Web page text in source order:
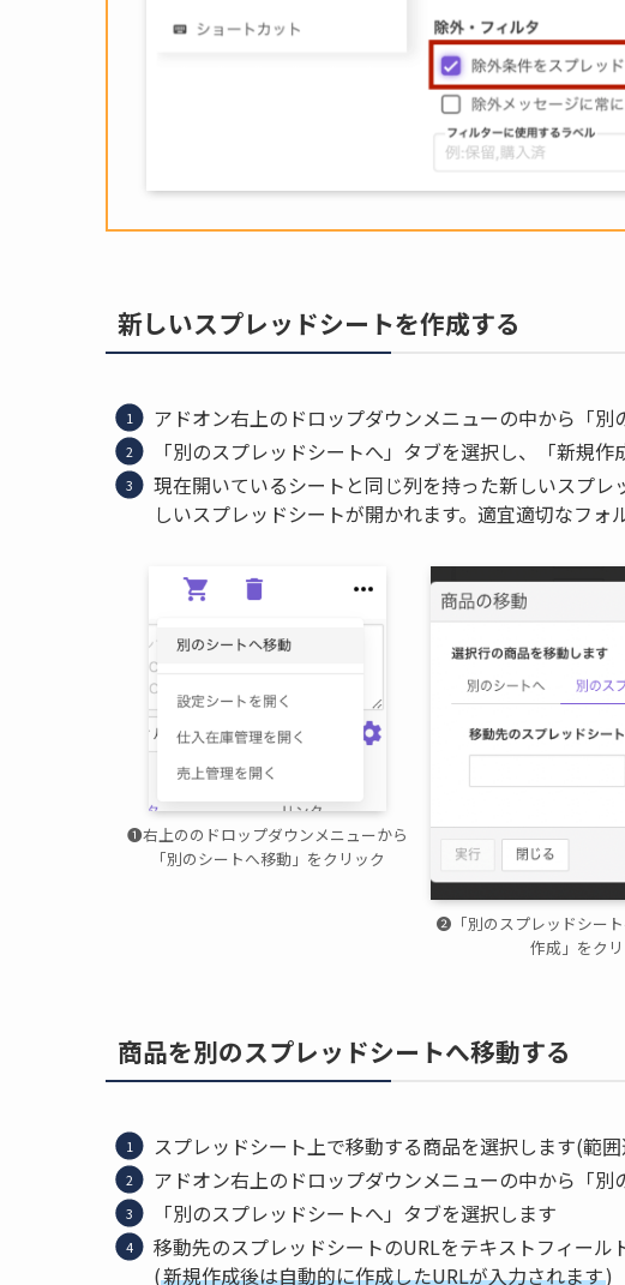
新しいスプレッドシートを作成する
アドオン右上のドロップダウンメニューの中から「
「別のスプレッドシートへ」タブを選択し、「新規作
現在開いているシートと同じ列を持った新しいスプレ
しいスプレッドシートが開かれます。適宜適切なフォ
❶右上ののドロップダウンメニューから
「別のシートへ移動」をクリック
❷「別のスプレッドシー
作成」をク
商品を別のスプレッドシートへ移動する
スプレッドシート上で移動する商品を選択します(範
アドオン右上のドロップダウンメニューの中から「
「別のスプレッドシートへ」タブを選択します
移動先のスプレッドシートのURLをテキストフィー
(新規作成後は自動的に作成したURLが入力されます)